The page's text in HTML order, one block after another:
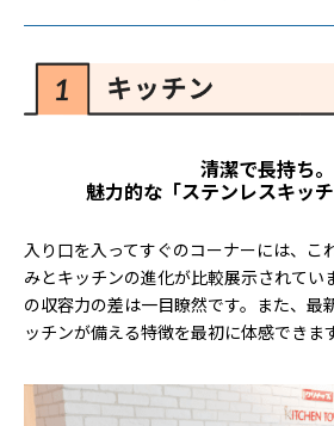
清潔で長持ち。
魅力的な「ステンレスキッ
入り口を入ってすぐのコーナーには、こ
みとキッチンの進化が比較展示されてい
の収容力の差は一目瞭然です。また、最
ッチンが備える特徴を最初に体感できます